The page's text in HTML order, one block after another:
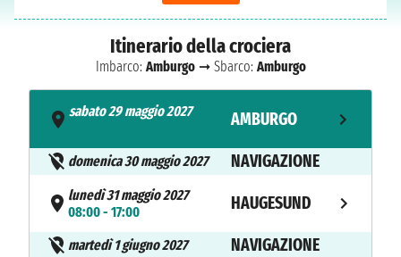
Itinerario della crociera
Imbarco: Amburgo➞ Sbarco: Amburgo
sabato 29 maggio 2027
AMBURGO
domenica 30 maggio 2027 NAVIGAZIONE
lunedì 31 maggio 2027
08:00 - 17:00
HAUGESUND
martedì 1 giugno 2027 NAVIGAZIONE